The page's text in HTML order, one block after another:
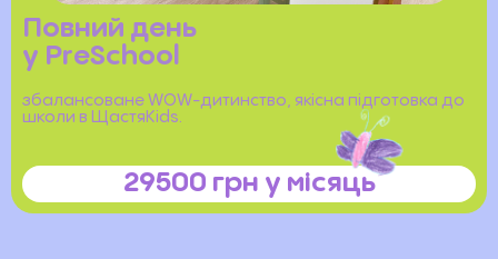
Повний день
у PreSchool
збалансоване WOW-дитинство, якісна підготовка до
школи в ЩастяKids.
29500 грн у місяць